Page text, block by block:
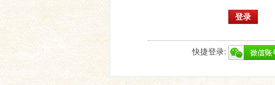
登录
快捷登录: